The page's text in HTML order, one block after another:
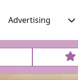
Advertising